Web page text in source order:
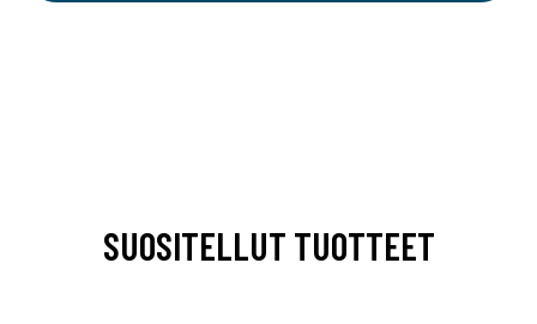
SUOSITELLUT TUOTTEET